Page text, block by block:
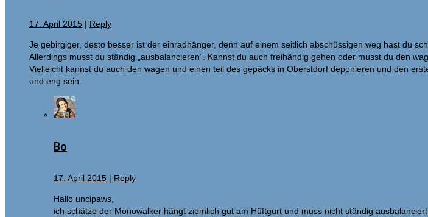
17. April 2015 | Reply
Je gebirgiger, desto besser ist der einradhänger, denn auf einem seitlich abschüssigen weg hast du
Allerdings musst du ständig „ausbalancieren“. Kannst du auch freihändig gehen oder musst du den
Vielleicht kannst du auch den wagen und einen teil des gepäcks in Oberstdorf deponieren und den
und eng sein.
Bo
17. April 2015 | Reply
Hallo uncipaws,
ich schätze der Monowalker hängt ziemlich gut am Hüftgurt und muss nicht ständig